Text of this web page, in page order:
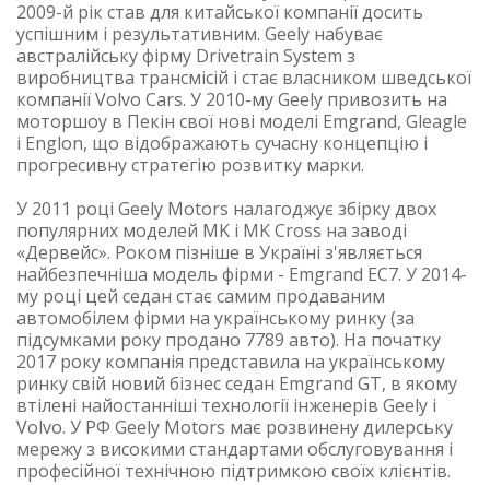
2009-й рік став для китайської компанії досить
успішним і результативним. Geely набуває
австралійську фірму Drivetrain System з
виробництва трансмісій і стає власником шведської
компанії Volvo Cars. У 2010-му Geely привозить на
моторшоу в Пекін свої нові моделі Emgrand, Gleagle
і Englon, що відображають сучасну концепцію і
прогресивну стратегію розвитку марки.
У 2011 році Geely Motors налагоджує збірку двох
популярних моделей MK і MK Cross на заводі
«Дервейс». Роком пізніше в Україні з'являється
найбезпечніша модель фірми - Emgrand EC7. У 2014-
му році цей седан стає самим продаваним
автомобілем фірми на українському ринку (за
підсумками року продано 7789 авто). На початку
2017 року компанія представила на українському
ринку свій новий бізнес седан Emgrand GT, в якому
втілені найостанніші технології інженерів Geely і
Volvo. У РФ Geely Motors має розвинену дилерську
мережу з високими стандартами обслуговування і
професійної технічною підтримкою своїх клієнтів.